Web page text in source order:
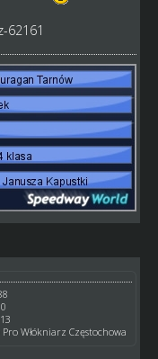
62161
Włókniarz Częstochowa